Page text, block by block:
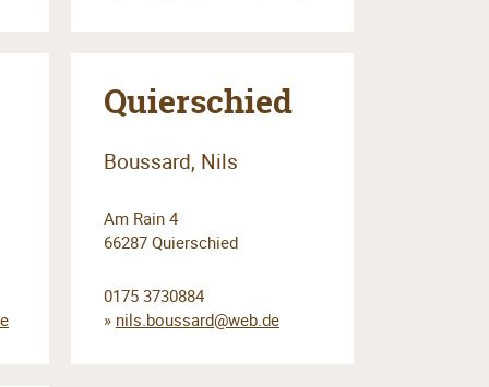
Quierschied
Boussard, Nils
Am Rain 4
66287 Quierschied
0175 3730884
» nils.boussard@web.de